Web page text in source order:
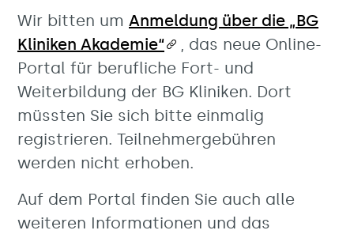
Wir bitten um Anmeldung über die „BG
Kliniken Akademie“
, das neue Online-
Portal für berufliche Fort- und
Weiterbildung der BG Kliniken. Dort
müssten Sie sich bitte einmalig
registrieren. Teilnehmergebühren
werden nicht erhoben.
Auf dem Portal finden Sie auch alle
weiteren Informationen und das